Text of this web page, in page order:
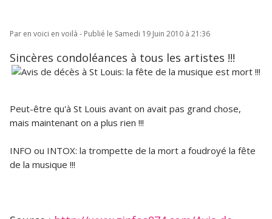
Par en voici en voilà - Publié le Samedi 19 Juin 2010 à 21:36
Sincères condoléances à tous les artistes !!!
Peut-être qu'à St Louis avant on avait pas grand chose,
mais maintenant on a plus rien !!!
INFO ou INTOX: la trompette de la mort a foudroyé la fête
de la musique !!!